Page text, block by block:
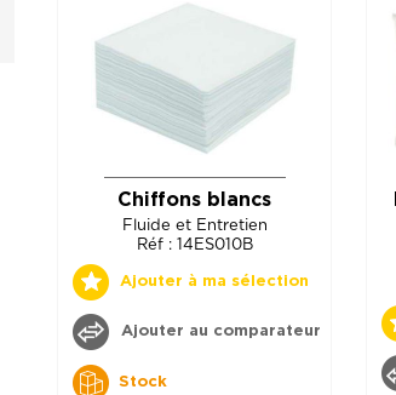
Chiffons blancs
Fluide et Entretien
Réf : 14ES010B
Ajouter à ma sélection
Ajouter au comparateur
Stock